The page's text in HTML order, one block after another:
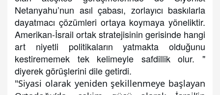
Netanyahu’nun asıl çabası, zorlayıcı baskılarla
dayatmacı çözümleri ortaya koymaya yöneliktir.
Amerikan-İsrail ortak stratejisinin gerisinde hangi
art niyetli politikaların yatmakta olduğunu
kestirememek tek kelimeyle safdillik olur. "
diyerek görüşlerini dile getirdi.
"Siyasi olarak yeniden şekillenmeye başlayan